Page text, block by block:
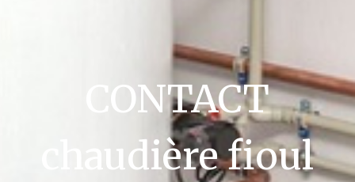
CONTACT
chaudière fioul